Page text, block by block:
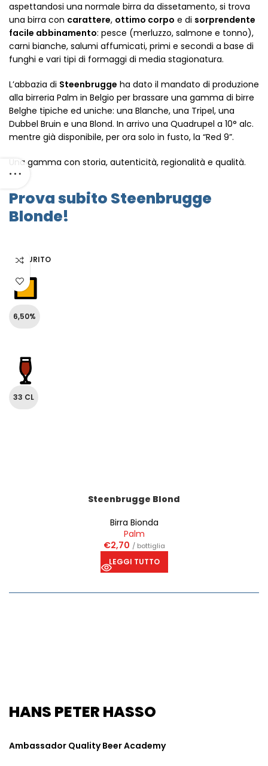
aspettandosi una normale birra da dissetamento, si trova
una birra con carattere, ottimo corpo e di sorprendente
facile abbinamento: pesce (merluzzo, salmone e tonno),
carni bianche, salumi affumicati, primi e secondi a base di
funghi e vari tipi di formaggi di media stagionatura.
L’abbazia di Steenbrugge ha dato il mandato di produzione
alla birreria Palm in Belgio per brassare una gamma di birre
Belghe tipiche ed uniche: una Blanche, una Tripel, una
Dubbel Bruin e una Blond. In arrivo una Quadrupel a 10° alc.
mentre già disponibile, per ora solo in fusto, la “Red 9”.
Una gamma con storia, autenticità, regionalità e qualità.
Prova subito Steenbrugge
Blonde!
ESAURITO
6,50%
33 CL
Steenbrugge Blond
Birra Bionda
Palm
€2,70 / bottiglia
LEGGI TUTTO
HANS PETER HASSO
Ambassador Quality Beer Academy